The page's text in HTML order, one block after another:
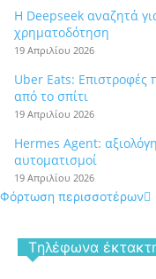
Η Deepseek αναζητά
χρηματοδότηση
19 Απριλίου 2026
Uber Eats: Επιστροφές
από το σπίτι
19 Απριλίου 2026
Hermes Agent:
αυτοματισμοί
19 Απριλίου 2026
Φόρτωση περισσοτέρων
Tηλέφωνα